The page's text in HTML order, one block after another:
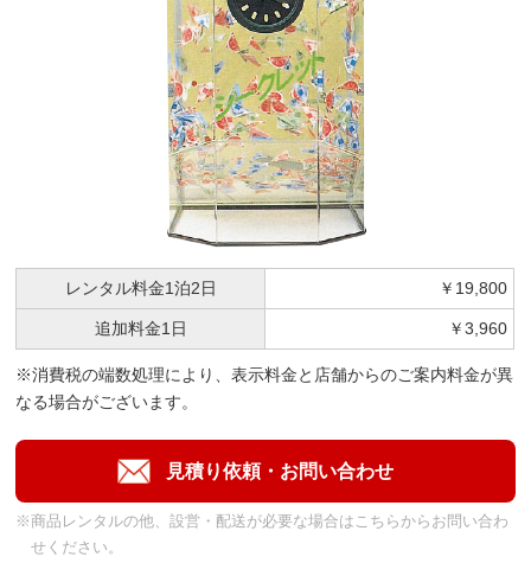
レンタル料金1泊2日 ￥19,800
追加料金1日 ￥3,960
※消費税の端数処理により、表示料金と店舗からのご案内料金が異
なる場合がございます。
※商品レンタルの他、設営・配送が必要な場合はこちらからお問い合わ
せください。